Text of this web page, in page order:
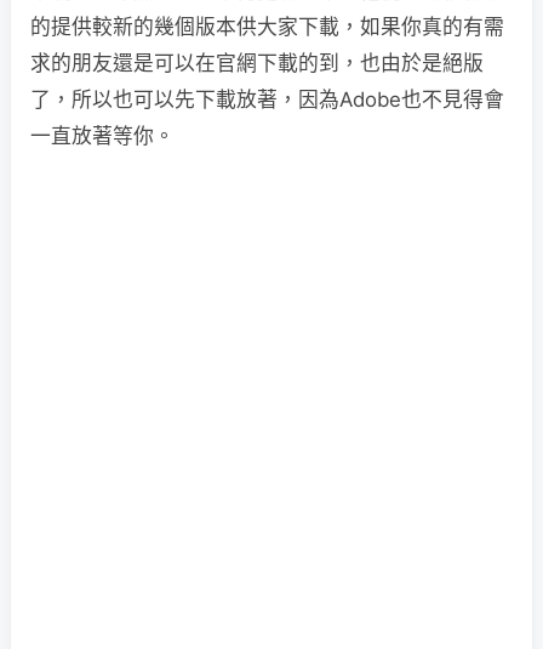
的提供較新的幾個版本供大家下載，如果你真的有需
求的朋友還是可以在官網下載的到，也由於是絕版
了，所以也可以先下載放著，因為Adobe也不見得會
一直放著等你。